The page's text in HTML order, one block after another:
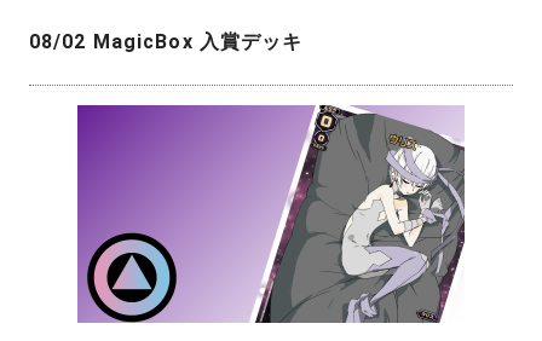
08/02 MagicBox 入賞デッキ